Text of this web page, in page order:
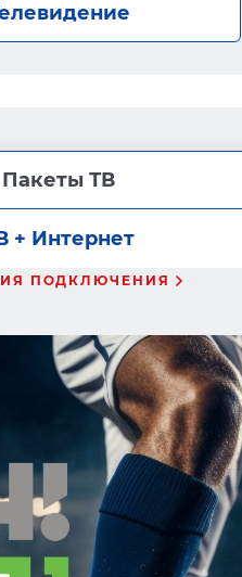
Пакеты ТВ
+ Интернет
ПОДКЛЮЧЕНИЯ